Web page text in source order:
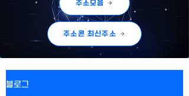
주소모음
주소콘 최신주소
블로그